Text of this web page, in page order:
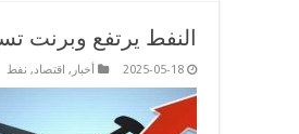
النفط يرتفع وبرنت تسليم يوليو
2025-05-18 أخبار , اقتصاد, نفط